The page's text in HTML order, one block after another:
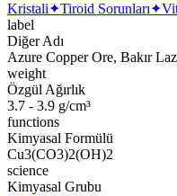
Kristali✦Tiroid Sorunları✦
label
Diğer Adı
Azure Copper Ore, Bakır
weight
Özgül Ağırlık
3.7 - 3.9 g/cm³
functions
Kimyasal Formülü
Cu3(CO3)2(OH)2
science
Kimyasal Grubu